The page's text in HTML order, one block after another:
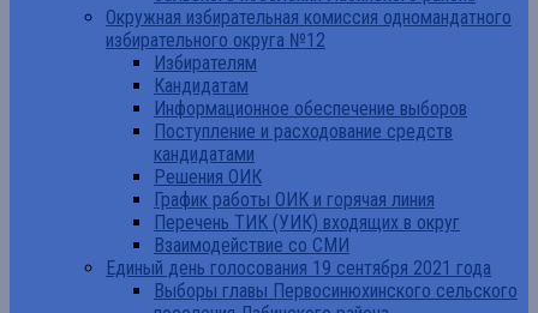
Окружная избирательная комиссия одномандатного
избирательного округа №12
Избирателям
Кандидатам
Информационное обеспечение выборов
Поступление и расходование средств
кандидатами
Решения ОИК
График работы ОИК и горячая линия
Перечень ТИК (УИК) входящих в округ
Взаимодействие со СМИ
Единый день голосования 19 сентября 2021 года
Выборы главы Первосинюхинского сельского